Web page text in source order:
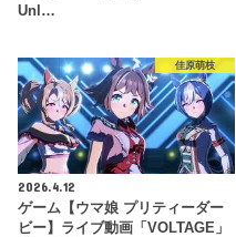
Unl…
佳原萌枝
2026.4.12
ゲーム【ウマ娘 プリティーダー
ビー】ライブ動画「VOLTAGE」